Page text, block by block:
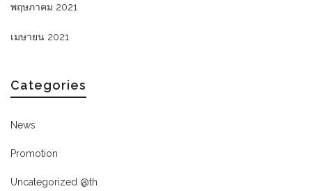
พฤษภาคม 2021
เมษายน 2021
Categories
News
Promotion
Uncategorized @th